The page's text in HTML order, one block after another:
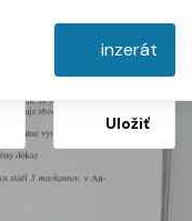
inzerát
Uložiť